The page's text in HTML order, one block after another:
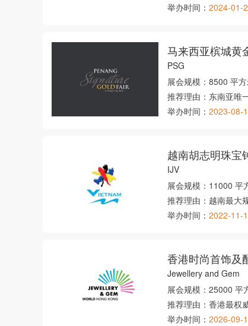
举办时间： 2024-01-
马来西亚槟城黄
PSG
展会规模： 8500 平
推荐理由： 东南亚唯
举办时间： 2023-08-
越南胡志明珠宝
IJV
展会规模： 11000 平
推荐理由： 越南最大
举办时间： 2022-11-
香港时尚首饰及
Jewellery and Gem
展会规模： 25000 平
推荐理由： 香港最权
举办时间： 2026-09-